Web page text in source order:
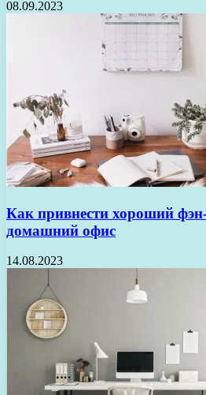
08.09.2023
Как привнести хороший
домашний офис
14.08.2023